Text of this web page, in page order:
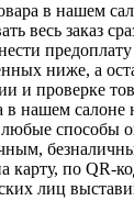
в нашем
весь заказ
ниже, а
и проверке
в нашем салоне
способы
карту, по QR-
лиц